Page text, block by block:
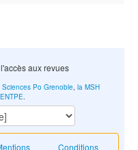
aux revues
Conditions
Sciences Po Grenoble, la MSH